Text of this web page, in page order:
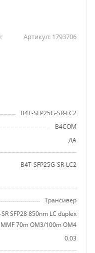
Артикул: 1793706
B4T-SFP25G-SR-LC2
B4COM
ДА
B4T-SFP25G-SR-LC2
Трансивер
SFP28 850nm LC duplex
MMF 70m OM3/100m OM4
0.03